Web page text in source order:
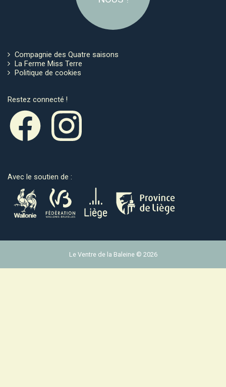
Compagnie des Quatre saisons
La Ferme Miss Terre
Politique de cookies
Restez connecté !
Avec le soutien de :
Le Ventre de la Baleine © 2026